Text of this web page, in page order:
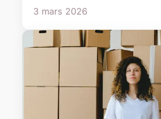
3 mars 2026